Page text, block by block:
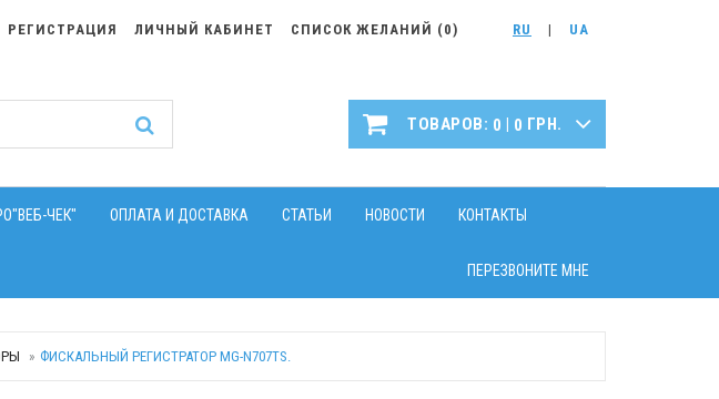
UA
|
RU
СПИСОК ЖЕЛАНИЙ (0)
ЛИЧНЫЙ КАБИНЕТ
РЕГИСТРАЦИЯ
ТОВАРОВ: 0 | 0 ГРН.
ЧЕК" ОПЛАТА И ДОСТАВКА СТАТЬИ НОВОСТИ КОНТАКТЫ
ПЕРЕЗВОНИТЕ МНЕ
ФИСКАЛЬНЫЙ РЕГИСТРАТОР MG-N707TS.